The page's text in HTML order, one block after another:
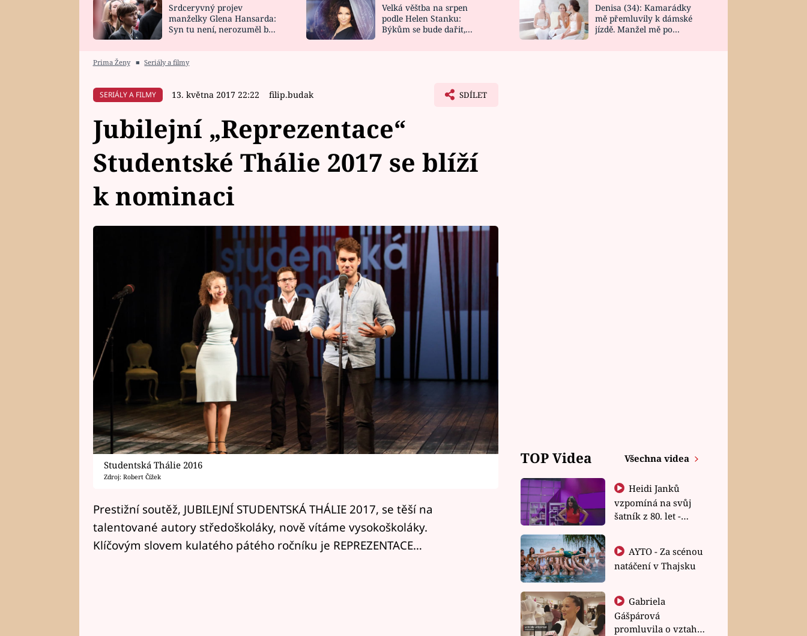
HOROSKOP NA
CELEBRITY
VAŘENÍ
NOVINKY
VIDEORECEPTY
DESIGN
Srdceryvný projev
manželky Glena Hansarda:
Syn tu není, nerozuměl by
Velká věštba na srpen
podle Helen Stanku:
Býkům se bude dařit,
Denisa (34): Kamarádky
mě přemluvily k dámské
jízdě. Manžel mě po
Prima Ženy ■ Seriály a filmy
SERIÁLY A FILMY 13. května 2017 22:22 filip.budak SDÍLET
Jubilejní „Reprezentace“
Studentské Thálie 2017 se blíží
k nominaci
Studentská Thálie 2016
Zdroj: Robert Čížek
Prestižní soutěž, JUBILEJNÍ STUDENTSKÁ THÁLIE 2017, se těší na
talentované autory středoškoláky, nově vítáme vysokoškoláky.
Klíčovým slovem kulatého pátého ročníku je REPREZENTACE…
TOP Videa Všechna videa
Heidi Janků
vzpomíná na svůj
šatník z 80. let -
natáčení v Thajsku
Gabriela
Gášpárová
promluvila o vztahu